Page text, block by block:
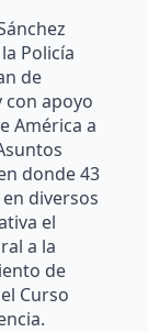
Policía
de
con apoyo
América a
donde 43
diversos
el
a la
de
Curso